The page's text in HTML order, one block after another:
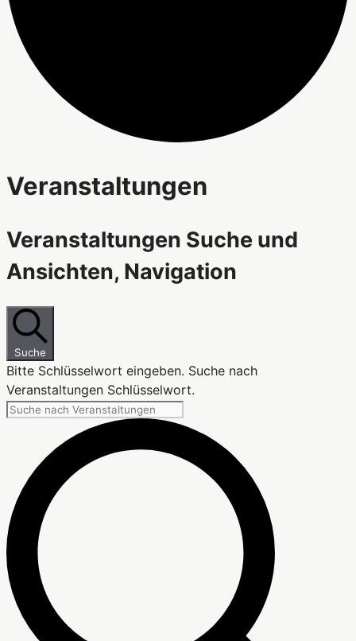
Veranstaltungen
Veranstaltungen Suche und
Ansichten, Navigation
Suche
Bitte Schlüsselwort eingeben. Suche nach
Veranstaltungen Schlüsselwort.